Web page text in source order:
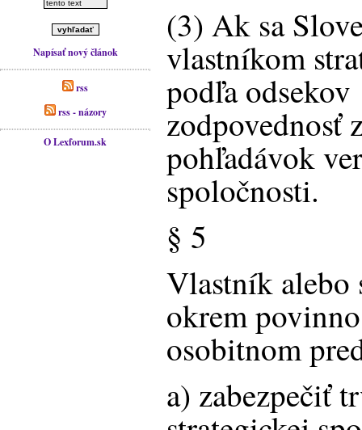
Napísať nový článok
rss
rss - názory
O Lexforum.sk
(3) Ak sa
vlastníkom
podľa odsekov
zodpovednosť
pohľadávok
spoločnosti.
§ 5
Vlastník alebo
okrem
osobitnom
a) zabezpečiť